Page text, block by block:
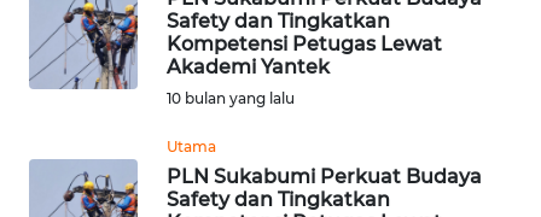
Safety dan Tingkatkan
Kompetensi Petugas Lewat
Akademi Yantek
10 bulan yang lalu
Utama
PLN Sukabumi Perkuat Budaya
Safety dan Tingkatkan
WN
NIAS
WN